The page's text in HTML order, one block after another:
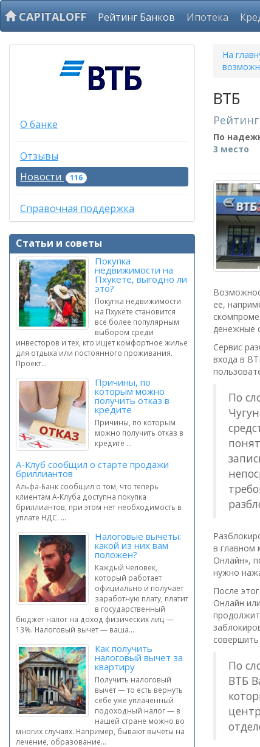
CAPITALOFF Рейтинг Банков Ипотека
О банке
Отзывы
Новости
116
Справочная поддержка
Статьи и советы
Покупка
недвижимости на
Пхукете, выгодно ли
это?
Покупка недвижимости
на Пхукете становится
все более популярным
выбором среди
инвесторов и тех, кто ищет комфортное жилье
для отдыха или постоянного проживания.
Проект...
Причины, по
которым можно
получить отказ в
кредите
Причины, по которым
можно получить отказ в
кредите ...
А-Клуб сообщил о старте продажи
бриллиантов
Альфа-Банк сообщил о том, что теперь
клиентам А-Клуба доступна покупка
бриллиантов, при этом нет необходимость в
уплате НДС. ...
Налоговые вычеты:
какой из них вам
положен?
Каждый человек,
который работает
официально и получает
заработную плату, платит
в государственный
бюджет налог на доход физических лиц —
13%. Налоговый вычет — ваша...
Как получить
налоговый вычет за
квартиру
Получить налоговый
вычет — то есть вернуть
себе уже уплаченный
подоходный налог — в
нашей стране можно во
многих случаях. Например, бывают вычеты на
лечение, образование...
На
ВТБ
По
3 место
ее,
денежные
Сервис
входа в
По
в главном
Онлайн»,
нужно
После
Онлайн
По
ВТБ